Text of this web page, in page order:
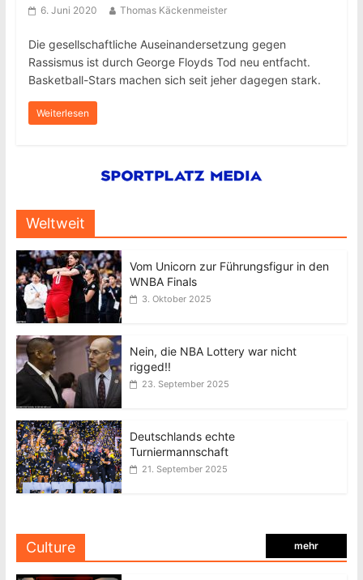
6. Juni 2020 Thomas Käckenmeister
Die gesellschaftliche Auseinandersetzung gegen
Rassismus ist durch George Floyds Tod neu entfacht.
Basketball-Stars machen sich seit jeher dagegen stark.
Weiterlesen
Weltweit
Vom Unicorn zur Führungsfigur in den
WNBA Finals
3. Oktober 2025
Nein, die NBA Lottery war nicht
rigged!!
23. September 2025
Deutschlands echte
Turniermannschaft
21. September 2025
Culture mehr